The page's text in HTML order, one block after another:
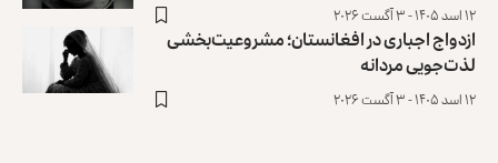
۱۲ اسد ۱۴۰۵ - ۳ آگست ۲۰۲۶
ازدواج اجباری در افغانستان؛ مشروعیت‌بخشی
لذت‌جویی مردانه
۱۲ اسد ۱۴۰۵ - ۳ آگست ۲۰۲۶